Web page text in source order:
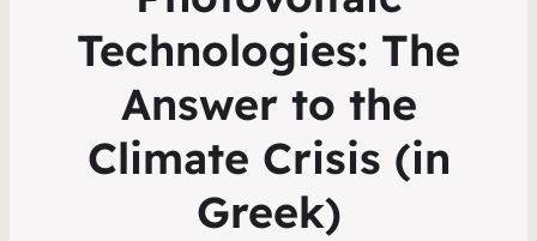
Technologies: The
Answer to the
Climate Crisis (in
Greek)